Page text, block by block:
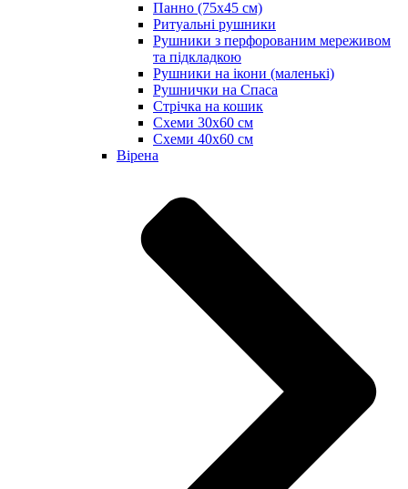
Панно (75х45 см)
Ритуальні рушники
Рушники з перфорованим мереживом
та підкладкою
Рушники на ікони (маленькі)
Рушнички на Спаса
Стрічка на кошик
Схеми 30х60 см
Схеми 40х60 см
Вірена